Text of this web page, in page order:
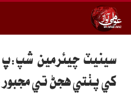
سينيٽ چيئرمين
کي پٺتي هجڻ تي